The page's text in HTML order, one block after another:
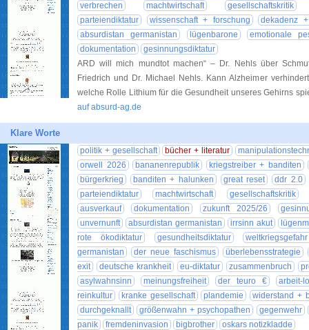
verbrechen
machtwirtschaft
gesellschaftskritik
parteiendiktatur
wissenschaft + forschung
dekadenz
absurdistan germanistan
lügenbarone
emotionale
dokumentation
gesinnungsdiktatur
ARD will mich mundtot machen“ – Dr. Nehls über
Friedrich und Dr. Michael Nehls. Kann Alzheimer
welche Rolle Lithium für die Gesundheit unseres Gehirns
auf absurd-ag.de
Klare Worte
politik + gesellschaft bücher + literatur
orwell 2026
bananenrepublik
kriegstreiber + banditen
bürgerkrieg
banditen + halunken great reset
ddr 2.0
parteiendiktatur
machtwirtschaft
gesellschaftskritik
ausverkauf
dokumentation zukunft 2025/26
unvernunft
absurdistan germanistan irrsinn akut
rote ökodiktatur
gesundheitsdiktatur
germanistan
der neue faschismus
überlebensstrategie
exit
deutsche krankheit eu-diktatur zusammenbruch
asylwahnsinn
meinungsfreiheit der teuro €
arbeit-
reinkultur
kranke gesellschaft plandemie
widerstand +
durchgeknallt
größenwahn + psychopathen
gegenwehr
panik
fremdeninvasion bigbrother
oskars notizkladde